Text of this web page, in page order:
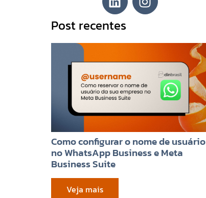
Post recentes
Como configurar o nome de usuário
no WhatsApp Business e Meta
Business Suite
Veja mais